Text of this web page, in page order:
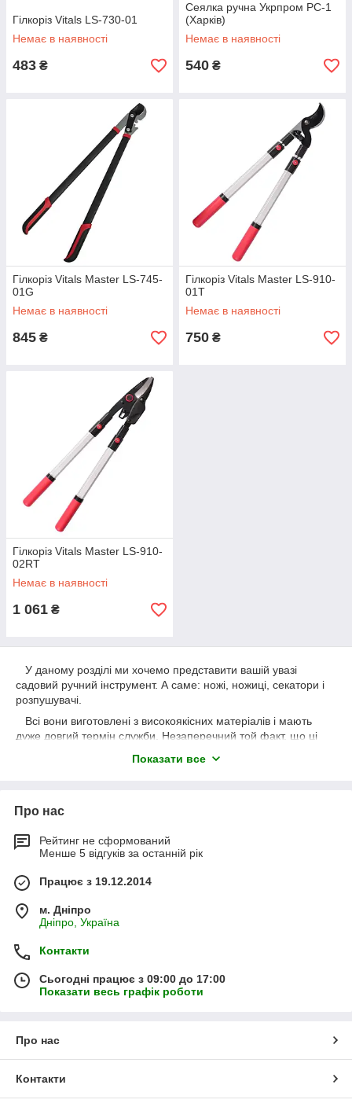
Гілкоріз Vitals LS-730-01
Немає в наявності
483 ₴
Сеялка ручна Укрпром PC-1
(Харків)
Немає в наявності
540 ₴
Гілкоріз Vitals Master LS-745-
01G
Немає в наявності
845 ₴
Гілкоріз Vitals Master LS-910-
01T
Немає в наявності
750 ₴
Гілкоріз Vitals Master LS-910-
02RT
Немає в наявності
1 061 ₴
У даному розділі ми хочемо представити вашій увазі
садовий ручний інструмент. А саме: ножі, ножиці, секатори і
розпушувачі.
Всі вони виготовлені з високоякісних матеріалів і мають
дуже довгий термін служби. Незаперечний той факт, що ці
спеціаліст світового масштабу виробництва садового
Кожен вид цього інструменту просто необхідний бути у всіх
людей у яких є ділянки, клумби, сади і городи. Адже без
ретельного догляду ви не зможете отримати якісний і багатий
Саме тому наш інтернет-магазин allens.com.ua завжди
необхідним інвентарем.
Показати все
Про нас
Рейтинг не сформований
Менше 5 відгуків за останній рік
Працює з 19.12.2014
м. Дніпро
Дніпро, Україна
Контакти
Сьогодні працює з 09:00 до 17:00
Показати весь графік роботи
Про нас
Контакти